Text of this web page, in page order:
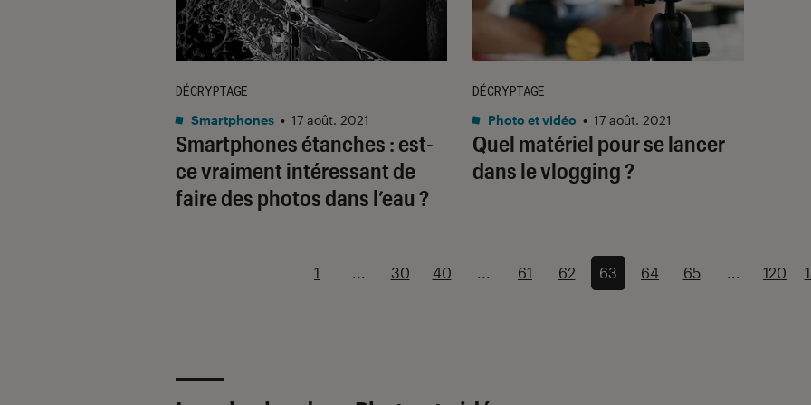
Smartphones étanches : est-
ce vraiment intéressant de
faire des photos dans l’eau ?
DÉCRYPTAGE
Smartphones • 17 août. 2021
Quel matériel pour se lancer
dans le vlogging ?
DÉCRYPTAGE
Photo et vidéo • 17 août. 2021
1 ... 30 40 ... 61 62 63 64 65 ... 120